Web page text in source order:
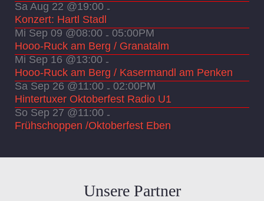
Sa Aug 22 @19:00 -
Konzert: Hartl Stadl
Mi Sep 09 @08:00 - 05:00PM
Hooo-Ruck am Berg / Granatalm
Mi Sep 16 @13:00 -
Hooo-Ruck am Berg / Kasermandl am Penken
Sa Sep 26 @11:00 - 02:00PM
Hintertuxer Oktoberfest Radio U1
So Sep 27 @11:00 -
Frühschoppen /Oktoberfest Eben
Unsere Partner